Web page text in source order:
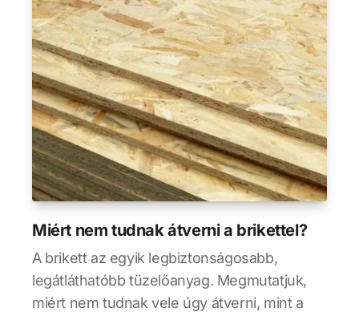
Miért nem tudnak átverni a brikettel?
A brikett az egyik legbiztonságosabb,
legátláthatóbb tüzelőanyag. Megmutatjuk,
miért nem tudnak vele úgy átverni, mint a